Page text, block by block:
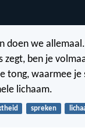
doen we
zegt, ben je
tong, waarmee je
lichaam.
spreken